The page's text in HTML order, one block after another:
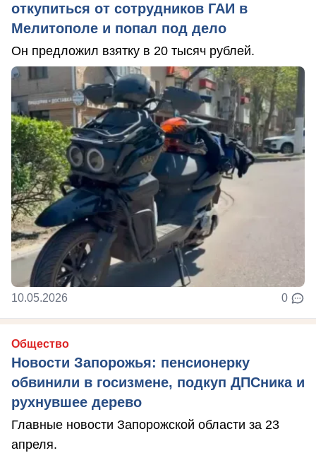
откупиться от сотрудников ГАИ в
Мелитополе и попал под дело
Он предложил взятку в 20 тысяч рублей.
10.05.2026 0
Общество
Новости Запорожья: пенсионерку
обвинили в госизмене, подкуп ДПСника и
рухнувшее дерево
Главные новости Запорожской области за 23
апреля.